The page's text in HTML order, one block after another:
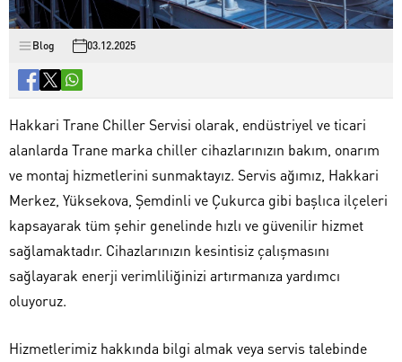
Blog 03.12.2025
Hakkari Trane Chiller Servisi olarak, endüstriyel ve ticari
alanlarda Trane marka chiller cihazlarınızın bakım, onarım
ve montaj hizmetlerini sunmaktayız. Servis ağımız, Hakkari
Merkez, Yüksekova, Şemdinli ve Çukurca gibi başlıca ilçeleri
kapsayarak tüm şehir genelinde hızlı ve güvenilir hizmet
sağlamaktadır. Cihazlarınızın kesintisiz çalışmasını
sağlayarak enerji verimliliğinizi artırmanıza yardımcı
oluyoruz.
Hizmetlerimiz hakkında bilgi almak veya servis talebinde